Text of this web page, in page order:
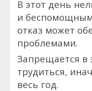
В этот день
и
отказ может
проблемами.
Запрещается в
трудиться,
весь год.